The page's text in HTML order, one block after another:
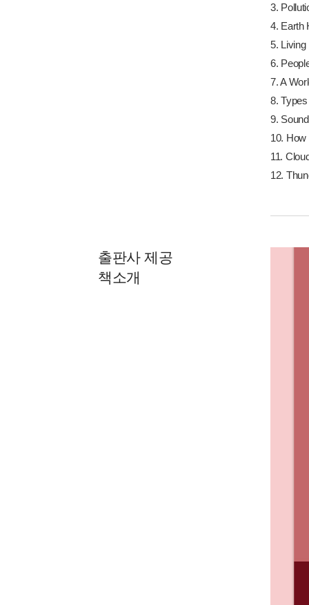
3.
4. Earth
5. Living
6.
7. A
8.
9.
10.
11.
12.
출판사 제공
책소개